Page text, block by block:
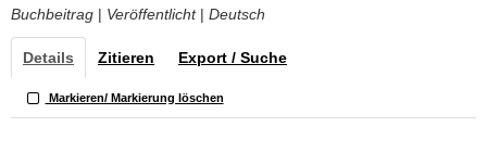
Buchbeitrag | Veröffentlicht| Deutsch
Details Zitieren Export / Suche
Markieren/ Markierung löschen